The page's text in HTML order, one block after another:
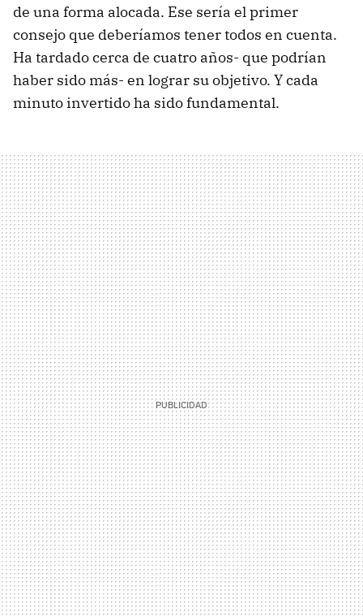
de una forma alocada. Ese sería el primer
consejo que deberíamos tener todos en cuenta.
Ha tardado cerca de cuatro años- que podrían
haber sido más- en lograr su objetivo. Y cada
minuto invertido ha sido fundamental.